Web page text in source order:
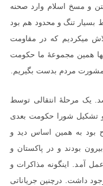
و مسخ اسلام وارد صحنه
بسیار تنگ و محدود هم بود
میکردیم که در مقاومت
همین مجموعۀ ما حکومت
مشورت مردم بدست بگیریم.
یک مرحلۀ انتقالی توسط
تشکیل شورا حکومت بعدی
بود به همین اساس دید و
بودند و در پاکستان و
آمد. اینگونه مذاکرات و
داشت. درچنین جریاناتی